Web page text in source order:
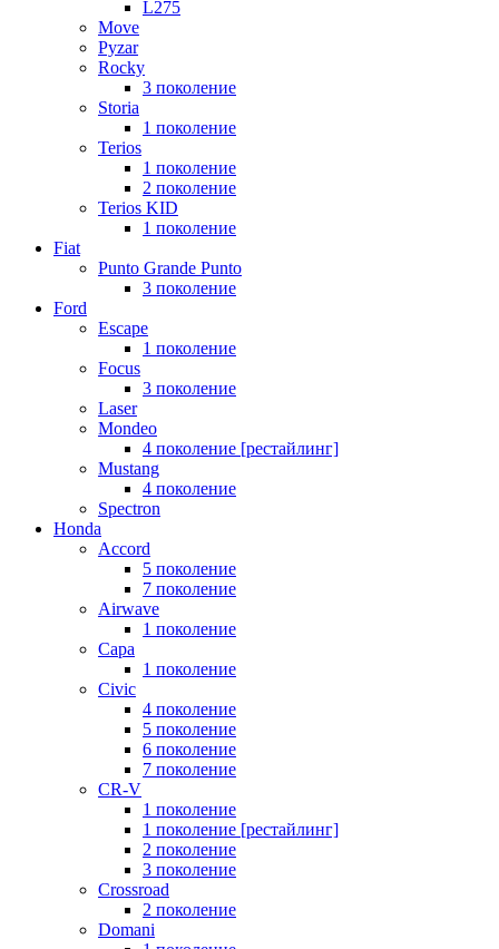
L275
Move
Pyzar
Rocky
3 поколение
Storia
1 поколение
Terios
1 поколение
2 поколение
Terios KID
1 поколение
Fiat
Punto Grande Punto
3 поколение
Ford
Escape
1 поколение
Focus
3 поколение
Laser
Mondeo
4 поколение [рестайлинг]
Mustang
4 поколение
Spectron
Honda
Accord
5 поколение
7 поколение
Airwave
1 поколение
Capa
1 поколение
Civic
4 поколение
5 поколение
6 поколение
7 поколение
CR-V
1 поколение
1 поколение [рестайлинг]
2 поколение
3 поколение
Crossroad
2 поколение
Domani